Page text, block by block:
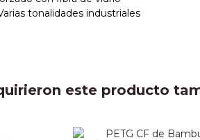
tonalidades industriales
este producto